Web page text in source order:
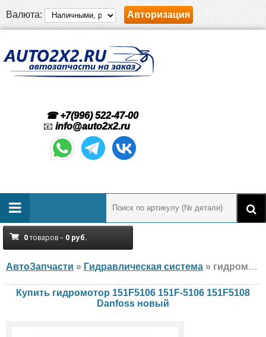
Валюта: Авторизация
☎ +7(996) 522-47-00
📧 info@auto2x2.ru
0товаров – 0 руб.
АвтоЗапчасти » Гидравлическая система » гидромотор Danfoss 151F5106 151F-5106 151F5108 Caterpillar, JCB, Liebherr, новый
Купить гидромотор 151F5106 151F-5106 151F5108
Danfoss новый